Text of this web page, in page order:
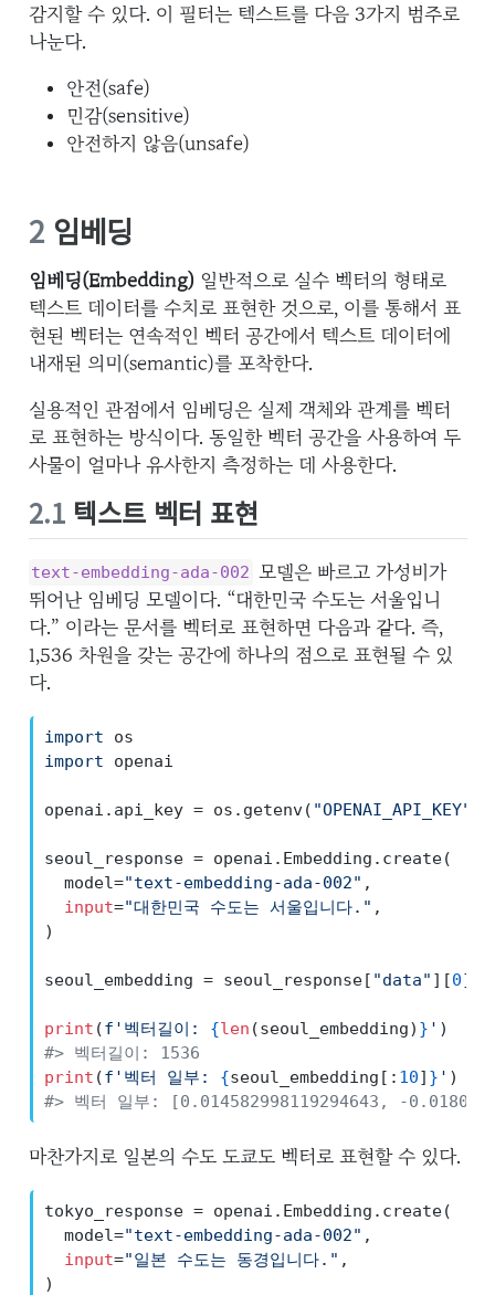
감지할 수 있다. 이 필터는 텍스트를 다음 3가지 범주로
나눈다.
안전(safe)
민감(sensitive)
안전하지 않음(unsafe)
2 임베딩
임베딩(Embedding) 일반적으로 실수 벡터의 형태로
텍스트 데이터를 수치로 표현한 것으로, 이를 통해서 표
현된 벡터는 연속적인 벡터 공간에서 텍스트 데이터에
내재된 의미(semantic)를 포착한다.
실용적인 관점에서 임베딩은 실제 객체와 관계를 벡터
로 표현하는 방식이다. 동일한 벡터 공간을 사용하여 두
사물이 얼마나 유사한지 측정하는 데 사용한다.
2.1텍스트 벡터 표현
text-embedding-ada-002 모델은 빠르고 가성비가
뛰어난 임베딩 모델이다. “대한민국 수도는 서울입니
다.” 이라는 문서를 벡터로 표현하면 다음과 같다. 즉,
1,536 차원을 갖는 공간에 하나의 점으로 표현될 수 있
다.
import os
import openai
openai.api_key = os.getenv( "OPENAI_API_KEY"
seoul_response = openai.Embedding.create(
  model
="text-embedding-ada-002" ,
input="대한민국 수도는 서울입니다." ,
)
seoul_embedding = seoul_response[ "data" ][0][
print (f'벡터길이: {len (seoul_embedding) } ' )
#> 벡터길이: 1536
print (f'벡터 일부: {seoul_embedding[: 10] } ' )
#> 벡터 일부: [0.014582998119294643, -
마찬가지로 일본의 수도 도쿄도 벡터로 표현할 수 있다.
tokyo_response = openai.Embedding.create(
  model
="text-embedding-ada-002" ,
input="일본 수도는 동경입니다." ,
)